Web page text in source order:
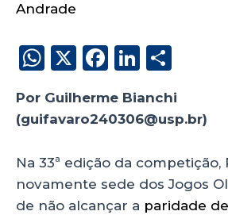
Andrade
W
a
ts
A
p
X
F
c
e
b
o
Li
k
e
dI
n
a
re
Por Guilherme Bianchi
(guifavaro240306@usp.br)
Na 33ª edição da competição,
novamente sede dos Jogos
de não alcançar a paridade